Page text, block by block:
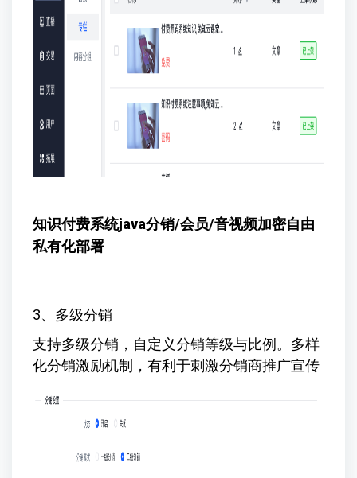
知识付费系统java分销/会员/音视频加密自由
私有化部署
3、多级分销
支持多级分销，自定义分销等级与比例。多样
化分销激励机制，有利于刺激分销商推广宣传